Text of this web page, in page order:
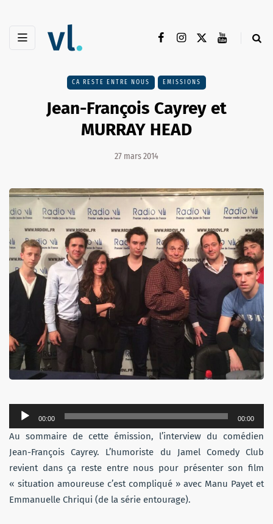
CA RESTE ENTRE NOUS EMISSIONS
Jean-François Cayrey et
MURRAY HEAD
27 mars 2014
Lecteur
audio
00:00 00:00
Au sommaire de cette émission, l’interview du comédien
Jean-François Cayrey. L’humoriste du Jamel Comedy Club
revient dans ça reste entre nous pour présenter son film
« situation amoureuse c’est compliqué » avec Manu Payet et
Emmanuelle Chriqui (de la série entourage).